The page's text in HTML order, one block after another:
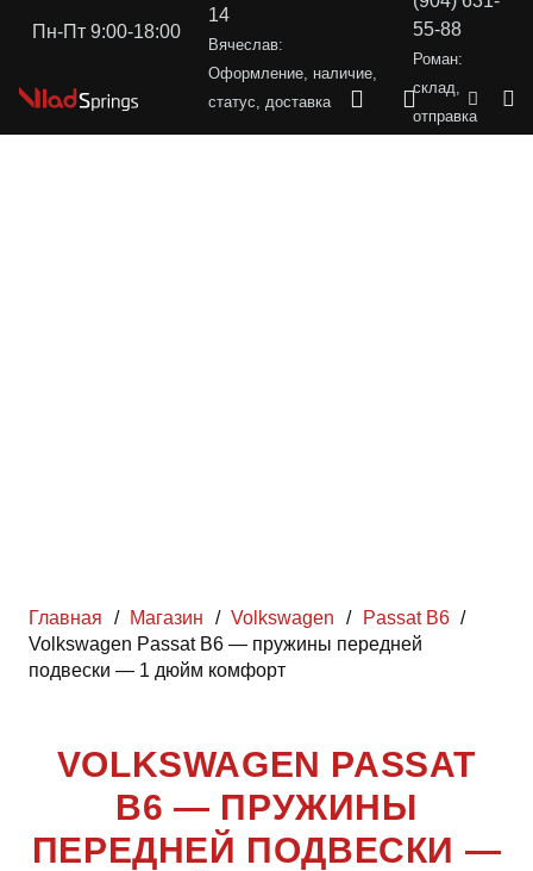
Пн-Пт 9:00-18:00
14
Вячеслав:
Оформление, наличие,
статус, доставка
55-88
Роман:
склад,
отправка
Главная / Магазин / Volkswagen / Passat B6 /
Volkswagen Passat B6 — пружины передней
подвески — 1 дюйм комфорт
VOLKSWAGEN PASSAT
B6 — ПРУЖИНЫ
ПЕРЕДНЕЙ ПОДВЕСКИ —